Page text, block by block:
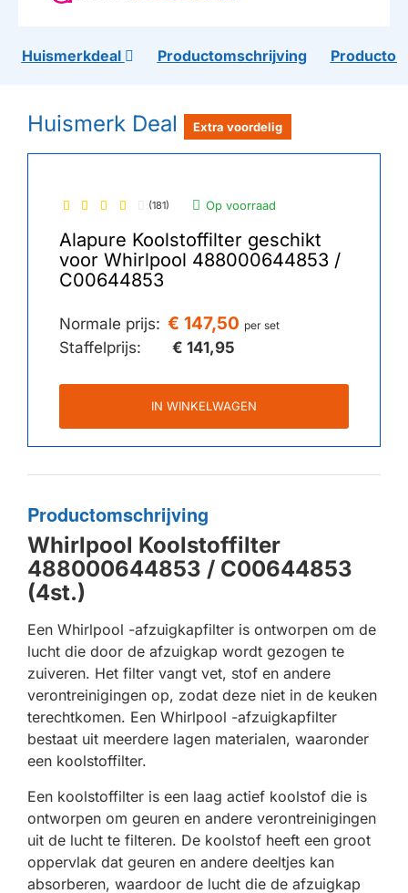
Huismerkdeal Productomschrijving
Huismerk Deal Extra voordelig
(181) Op voorraad
Alapure Koolstoffilter geschikt
voor Whirlpool 488000644853 /
C00644853
Normale prijs: € 147,50 per set
Staffelprijs: € 141,95
IN WINKELWAGEN
Productomschrijving
Whirlpool Koolstoffilter
488000644853 / C00644853
(4st.)
Een Whirlpool -afzuigkapfilter is ontworpen om de
lucht die door de afzuigkap wordt gezogen te
zuiveren. Het filter vangt vet, stof en andere
verontreinigingen op, zodat deze niet in de keuken
terechtkomen. Een Whirlpool -afzuigkapfilter
bestaat uit meerdere lagen materialen, waaronder
een koolstoffilter.
Een koolstoffilter is een laag actief koolstof die is
ontworpen om geuren en andere verontreinigingen
uit de lucht te filteren. De koolstof heeft een groot
oppervlak dat geuren en andere deeltjes kan
absorberen, waardoor de lucht die de afzuigkap